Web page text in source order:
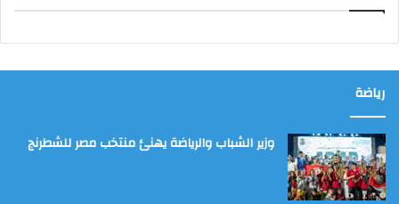
رياضة
وزير الشباب والرياضة يهنئ منتخب مصر للشطرنج